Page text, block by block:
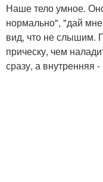
Наше тело умное.
нормально", "дай
вид, что не слышим.
прическу, чем
сразу, а внутренняя -